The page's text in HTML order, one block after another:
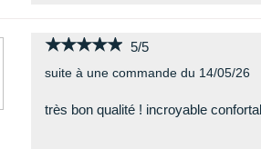
★★★★★
★★★★★ 5/5
suite à une commande du 14/05/26
très bon qualité ! incroyable